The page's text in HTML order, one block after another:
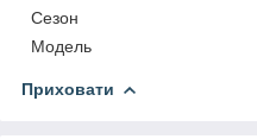
Сезон
Модель
Приховати